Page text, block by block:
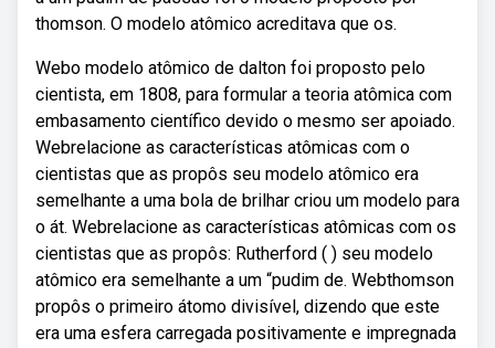
thomson. O modelo atômico acreditava que os.
Webo modelo atômico de dalton foi proposto pelo
cientista, em 1808, para formular a teoria atômica com
embasamento científico devido o mesmo ser apoiado.
Webrelacione as características atômicas com o
cientistas que as propôs seu modelo atômico era
semelhante a uma bola de brilhar criou um modelo para
o át. Webrelacione as características atômicas com os
cientistas que as propôs: Rutherford ( ) seu modelo
atômico era semelhante a um “pudim de. Webthomson
propôs o primeiro átomo divisível, dizendo que este
era uma esfera carregada positivamente e impregnada